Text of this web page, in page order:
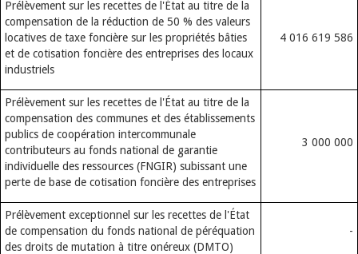
Prélèvement sur les recettes de l'État au titre de la
compensation de la réduction de 50 % des valeurs
locatives de taxe foncière sur les propriétés bâties
et de cotisation foncière des entreprises des locaux
industriels
4 016 619 586
Prélèvement sur les recettes de l'État au titre de la
compensation des communes et des établissements
publics de coopération intercommunale
contributeurs au fonds national de garantie
individuelle des ressources (FNGIR) subissant une
perte de base de cotisation foncière des entreprises
3 000 000
Prélèvement exceptionnel sur les recettes de l'État
de compensation du fonds national de péréquation
des droits de mutation à titre onéreux (DMTO)
-